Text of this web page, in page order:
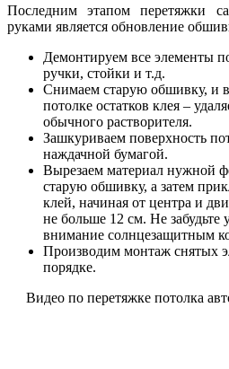
Последним этапом перетяжки
руками является обновление
Демонтируем все элементы
ручки, стойки и т.д.
Снимаем старую обшивку, и
потолке остатков клея –
обычного растворителя.
Зашкуриваем поверхность
наждачной бумагой.
Вырезаем материал нужной
старую обшивку, а затем
клей, начиная от центра и
не больше 12 см. Не забудьте
внимание солнцезащитным
Производим монтаж снятых
порядке.
Видео по перетяжке потолка